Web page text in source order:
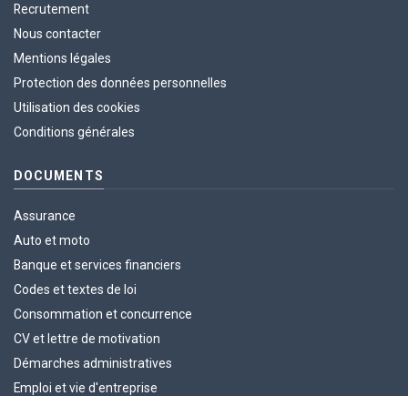
Recrutement
Nous contacter
Mentions légales
Protection des données personnelles
Utilisation des cookies
Conditions générales
DOCUMENTS
Assurance
Auto et moto
Banque et services financiers
Codes et textes de loi
Consommation et concurrence
CV et lettre de motivation
Démarches administratives
Emploi et vie d'entreprise